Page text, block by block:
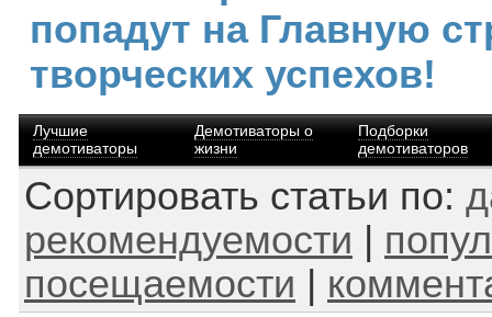
попадут на Главную
творческих успехов!
Лучшие
демотиваторы
Демотиваторы о
жизни
Подборки
демотиваторов
Сортировать статьи по:
рекомендуемости
посещаемости